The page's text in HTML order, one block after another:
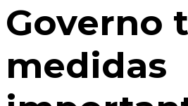
Governo
medidas